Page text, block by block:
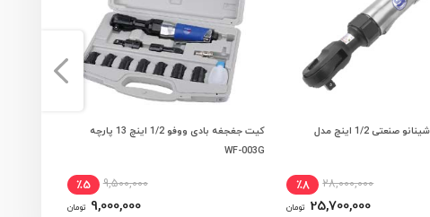
افزودن به سبد خریدجغجغه بادی شینانو صنعتی 1/2 اینچ مدل
28,000,000 ٪8
25,700,000 تومان
افزودن به سبد خرید کیت جغجغه بادی ووفو 1/2 اینچ 13 پارچه
WF-003G
9,500,000 ٪5
9,000,000 تومان